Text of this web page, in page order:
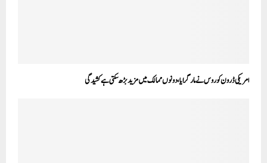
امریکی ڈرون کو روس نے مار گرایا، دونوں ممالک میں مزید بڑھ سکتی ہے کشیدگی